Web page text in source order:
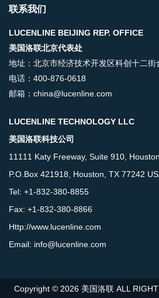
联系我们
LUCENLINE BEIJING REP. OFFICE
美国洛联北京代表处
地址：北京市经济技术开发区科创十二街
电话：400-876-0618
邮箱：china@lucenline.com
LUCENLINE TECHNOLOGY LLC
美国洛联科技公司
11111 Katy Freeway, Suite 910,
P.O.Box 421918, Houston, TX 77242
Tel: +1-832-380-8855
Fax: +1-832-380-8866
Http://www.lucenline.com
Email: info@lucenline.com
Copyright © 2026 美国洛联 ALL